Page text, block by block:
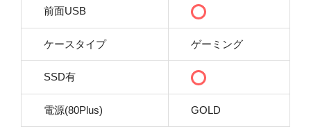
前面USB
ケースタイプ ゲーミング
SSD有
電源(80Plus) GOLD